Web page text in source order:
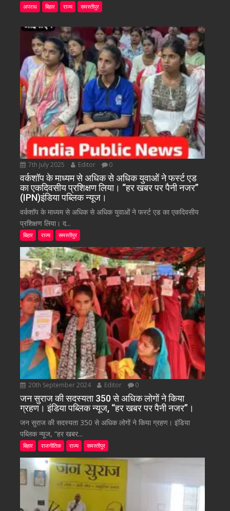
अपराध बिहार राज्य समस्तीपुर
7th July 2025 Editor 0
वर्कशॉप के माध्यम से अधिक से अधिक युवाओं ने फर्स्ट एड
का एकदिवसीय प्रशिक्षण लिया। “हर खबर पर पैनी नजर”
(IPN)इंडिया पब्लिक न्यूज।
वर्कशॉप के माध्यम से अधिक से अधिक युवाओं ने फर्स्ट एड का एकदिवसीय
प्रशिक्षण लिया। द...
बिहार राज्य समस्तीपुर
20th September 2024 Editor 0
जन सुराज की सदस्यता 350 से अधिक लोगों ने किया
ग्रहण। इंडिया पब्लिक न्यूज, “हर खबर पर पैनी नजर”।
जन सुराज की सदस्यता 350 से अधिक लोगों ने किया ग्रहण। इंडिया
पब्लिक न्यूज, “हर खबर...
बिहार राजनीतिक राज्य समस्तीपुर